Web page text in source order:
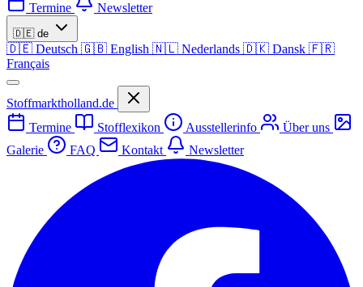
Termine
Newsletter
🇩🇪 de
🇩🇪 Deutsch 🇬🇧 English 🇳🇱 Nederlands 🇩🇰 Dansk 🇫🇷
Français
Stoffmarktholland.de
Termine
Stofflexikon Ausstellerinfo
Über uns
Galerie
FAQ Kontakt Newsletter